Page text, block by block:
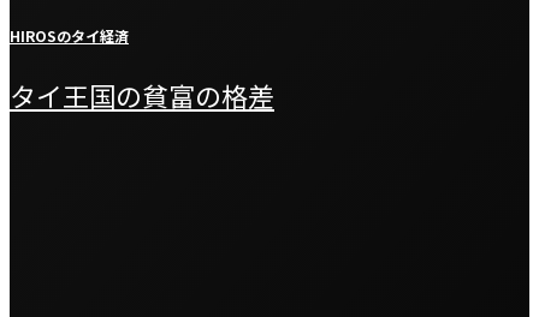
HIROSのタイ経済
タイ王国の貧富の格差